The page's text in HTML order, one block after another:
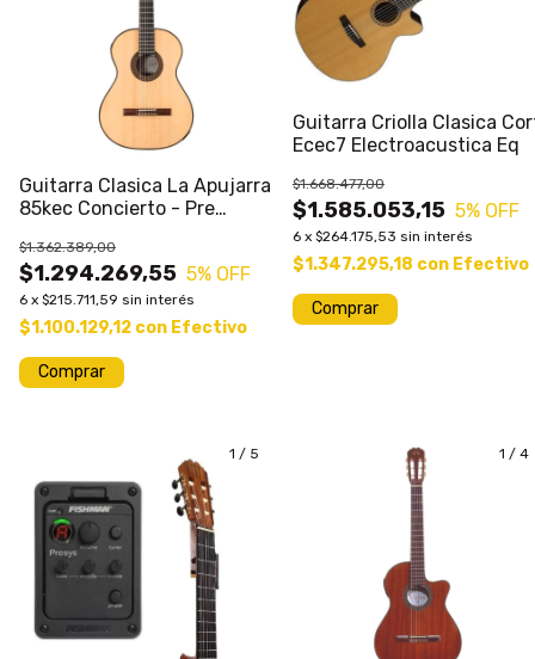
Guitarra Clasica La Apujarra
85kec Concierto - Pre
$1.294.269,55
$1.362.389,00
5% OFF
6 x $215.711,59 sin interés
$1.100.129,12 con Efectivo
Comprar
Guitarra Criolla Clasica
Ecec7 Electroacustica Eq
$1.585.053,15
$1.668.477,00
5% OFF
6 x $264.175,53 sin interés
$1.347.295,18 con Efectivo
1 / 5 1 / 4